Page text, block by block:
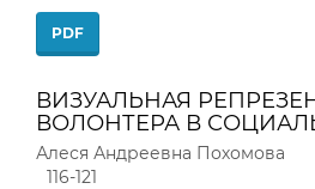
PDF
ВИЗУАЛЬНАЯ
ВОЛОНТЕРА В
Алеся Андреевна Похомова
116-121